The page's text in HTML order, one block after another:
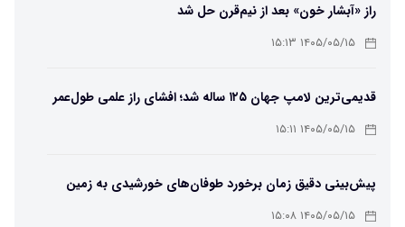
راز «آبشار خون» بعد از نیم‌قرن حل شد
۱۴۰۵/۰۵/۱۵ ۱۵:۱۳
قدیمی‌ترین لامپ جهان ۱۲۵ ساله شد؛ افشای راز علمی طول‌عمر
لامپ سنتنیال
۱۴۰۵/۰۵/۱۵ ۱۵:۱۱
پیش‌بینی دقیق زمان برخورد طوفان‌های خورشیدی به زمین
ممکن شد
۱۴۰۵/۰۵/۱۵ ۱۵:۰۸